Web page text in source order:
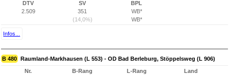
DTV
2.509
SV
351
(14,0%)
BPL
WB*
WB*
Infos...
B 480 Raumland-Markhausen (L 553) - OD Bad Berleburg, Stöppelsweg (L 906)
Nr.
B-Rang
L-Rang
Land